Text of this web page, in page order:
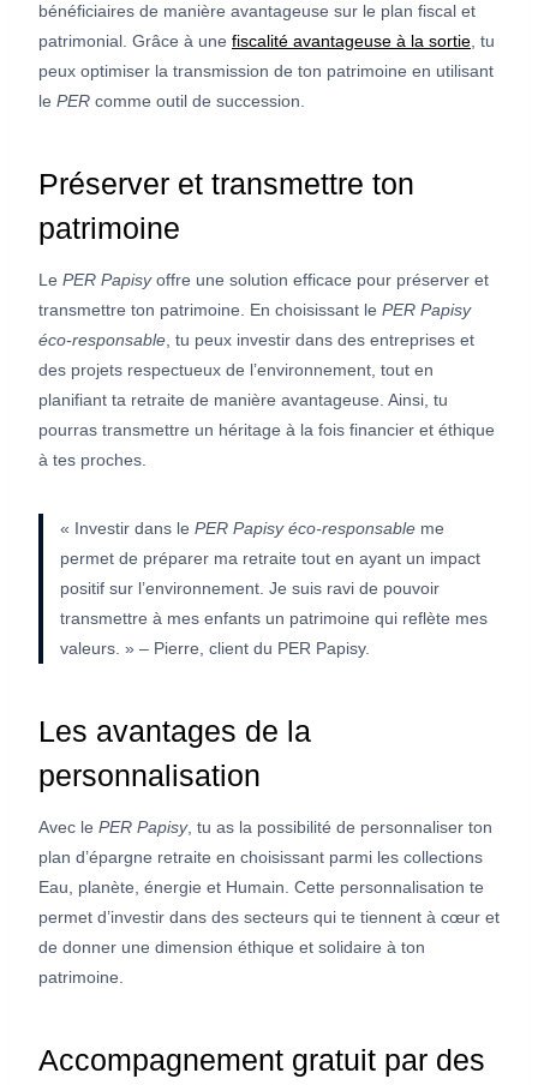
bénéficiaires de manière avantageuse sur le plan fiscal et
patrimonial. Grâce à une fiscalité avantageuse à la sortie , tu
peux optimiser la transmission de ton patrimoine en utilisant
le PER comme outil de succession.
Préserver et transmettre ton
patrimoine
Le PER Papisyoffre une solution efficace pour préserver et
transmettre ton patrimoine. En choisissant le PER Papisy
éco-responsable , tu peux investir dans des entreprises et
des projets respectueux de l’environnement, tout en
planifiant ta retraite de manière avantageuse. Ainsi, tu
pourras transmettre un héritage à la fois financier et éthique
à tes proches.
« Investir dans le PER Papisy éco-responsable me
permet de préparer ma retraite tout en ayant un impact
positif sur l’environnement. Je suis ravi de pouvoir
transmettre à mes enfants un patrimoine qui reflète mes
valeurs. » – Pierre, client du PER Papisy.
Les avantages de la
personnalisation
Avec le PER Papisy, tu as la possibilité de personnaliser ton
plan d’épargne retraite en choisissant parmi les collections
Eau, planète, énergie et Humain. Cette personnalisation te
permet d’investir dans des secteurs qui te tiennent à cœur et
de donner une dimension éthique et solidaire à ton
patrimoine.
Accompagnement gratuit par des